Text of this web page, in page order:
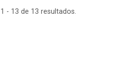
- 13 de 13 resultados.